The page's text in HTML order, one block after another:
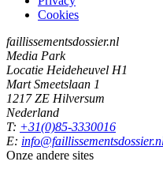
Cookies
faillissementsdossier.nl
Media Park
Locatie Heideheuvel H1
Mart Smeetslaan 1
1217 ZE Hilversum
Nederland
T: +31(0)85-3330016
E:
Onze andere sites